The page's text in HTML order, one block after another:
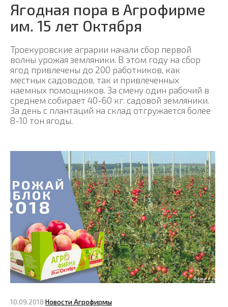
Ягодная пора в Агрофирме
им. 15 лет Октября
Троекуровские аграрии начали сбор первой
волны урожая земляники. В этом году на сбор
ягод привлечены до 200 работников, как
местных садоводов, так и привлеченных
наемных помощников. За смену один рабочий в
среднем собирает 40-60 кг. садовой земляники.
За день с плантаций на склад отгружается более
8-10 тон ягоды.
10.09.2018 Новости Агрофирмы